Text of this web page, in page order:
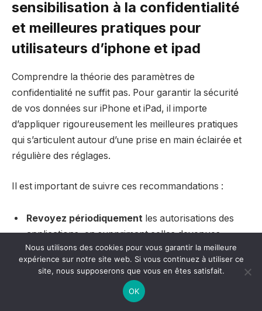
sensibilisation à la confidentialité
et meilleures pratiques pour
utilisateurs d’iphone et ipad
Comprendre la théorie des paramètres de
confidentialité ne suffit pas. Pour garantir la sécurité
de vos données sur iPhone et iPad, il importe
d’appliquer rigoureusement les meilleures pratiques
qui s’articulent autour d’une prise en main éclairée et
régulière des réglages.
Il est important de suivre ces recommandations :
Revoyez périodiquement les autorisations des
applications, en supprimant celles devenues
inutiles ou suspectes.
Activez l’authentification forte via Face ID,
Touch ID et des mots de passe robustes.
Préférez les mises à jour régulières
Nous utilisons des cookies pour vous garantir la meilleure
expérience sur notre site web. Si vous continuez à utiliser ce
site, nous supposerons que vous en êtes satisfait.
OK